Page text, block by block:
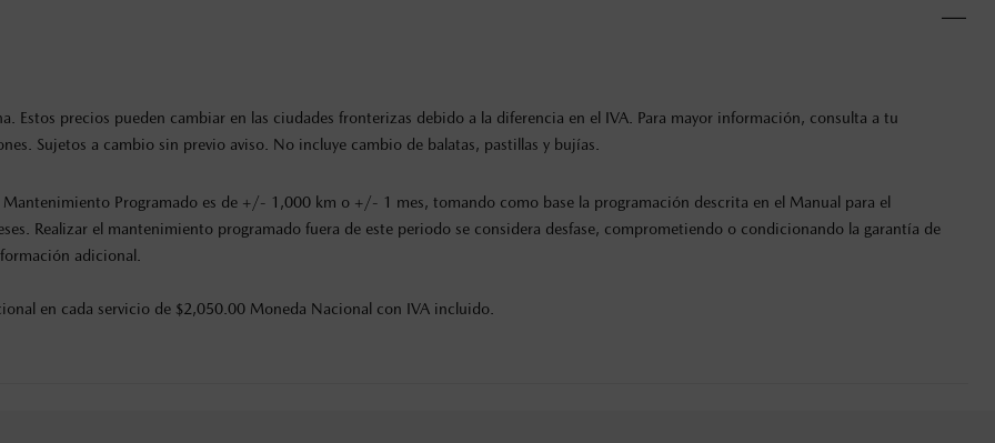
Estos precios pueden cambiar en las ciudades fronterizas debido a la diferencia en el IVA. Para mayor información, consulta a tu
Sujetos a cambio sin previo aviso. No incluye cambio de balatas, pastillas y bujías.
Programado es de +/- 1,000 km o +/- 1 mes, tomando como base la programación descrita en el Manual para el
Realizar el mantenimiento programado fuera de este periodo se considera desfase, comprometiendo o condicionando la garantía de
adicional.
en cada servicio de $2,050.00 Moneda Nacional con IVA incluido.